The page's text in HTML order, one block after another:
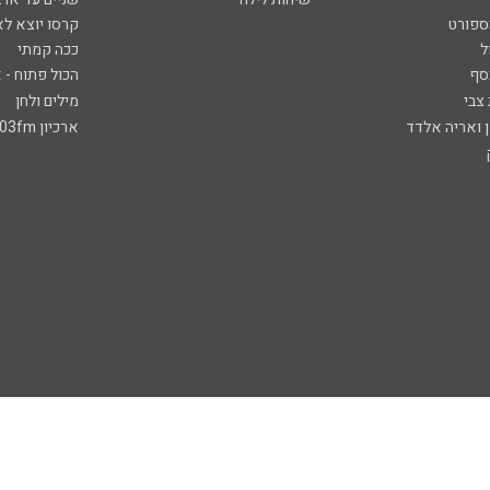
קרסו יוצא
ככה קמתי
הכול פתוח -
צבי
מילים ולחן
ואריה אלדד
ארכיון 103fm